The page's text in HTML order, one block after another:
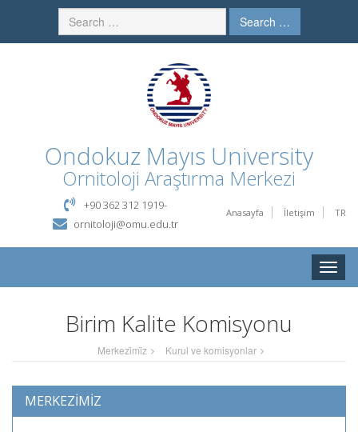
Search …
Ondokuz Mayıs University
Ornitoloji Araştırma Merkezi
Anasayfa İletişim TR
+90 362 312 1919-
ornitoloji@omu.edu.tr
Toggle
Birim Kalite Komisyonu
Merkezi̇mi̇z Kurul ve komisyonlar
MERKEZİMİZ